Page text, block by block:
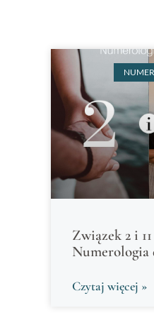
Związek 2 i
Numerologia
Czytaj więcej »